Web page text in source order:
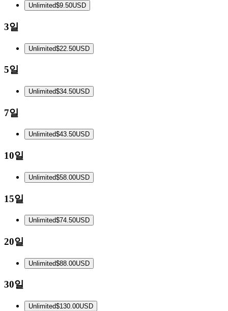
Unlimited$9.50USD
3일
Unlimited$22.50USD
5일
Unlimited$34.50USD
7일
Unlimited$43.50USD
10일
Unlimited$58.00USD
15일
Unlimited$74.50USD
20일
Unlimited$88.00USD
30일
Unlimited$130.00USD